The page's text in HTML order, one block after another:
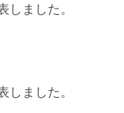
しました。
しました。